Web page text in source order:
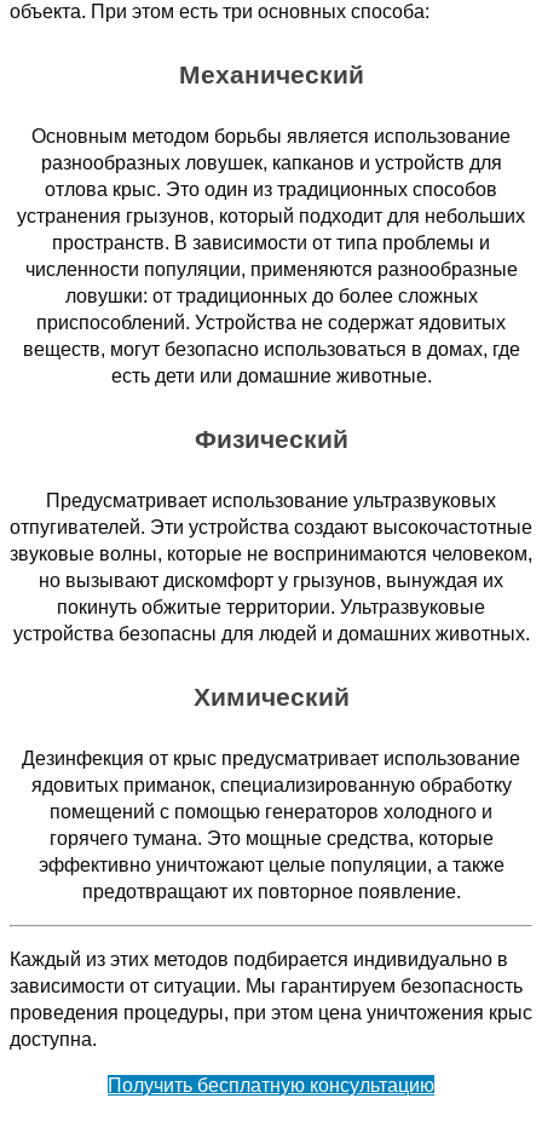
объекта. При этом есть три основных способа:
Механический
Основным методом борьбы является использование
разнообразных ловушек, капканов и устройств для
отлова крыс. Это один из традиционных способов
устранения грызунов, который подходит для небольших
пространств. В зависимости от типа проблемы и
численности популяции, применяются разнообразные
ловушки: от традиционных до более сложных
приспособлений. Устройства не содержат ядовитых
веществ, могут безопасно использоваться в домах, где
есть дети или домашние животные.
Физический
Предусматривает использование ультразвуковых
отпугивателей. Эти устройства создают высокочастотные
звуковые волны, которые не воспринимаются человеком,
но вызывают дискомфорт у грызунов, вынуждая их
покинуть обжитые территории. Ультразвуковые
устройства безопасны для людей и домашних животных.
Химический
Дезинфекция от крыс предусматривает использование
ядовитых приманок, специализированную обработку
помещений с помощью генераторов холодного и
горячего тумана. Это мощные средства, которые
эффективно уничтожают целые популяции, а также
предотвращают их повторное появление.
Каждый из этих методов подбирается индивидуально в
зависимости от ситуации. Мы гарантируем безопасность
проведения процедуры, при этом цена уничтожения крыс
доступна.
Получить бесплатную консультацию